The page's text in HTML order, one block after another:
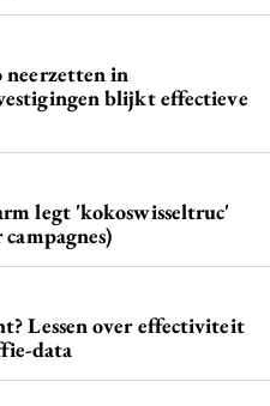
neerzetten in
blijkt effectieve
legt 'kokoswisseltruc'
Lessen over effectiviteit
data